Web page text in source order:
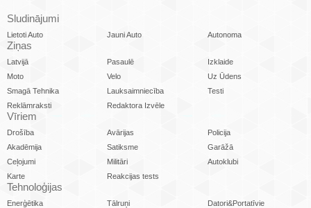
Sludinājumi
Lietoti Auto Jauni Auto Autonoma
Ziņas
Latvijā Pasaulē
Izklaide
Moto
Velo
Uz Ūdens
Smagā Tehnika
Lauksaimniecība
Testi
Reklāmraksti
Redaktora Izvēle
Vīriem
Drošība Avārijas
Policija
Akadēmija
Satiksme
Garāžā
Ceļojumi
Militāri
Autoklubi
Karte
Reakcijas tests
Tehnoloģijas
Enerģētika Tālruņi
Datori&Portatīvie